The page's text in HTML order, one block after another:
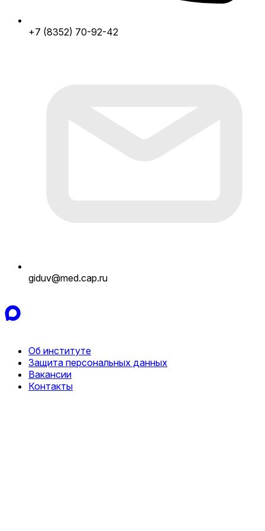
+7 (8352) 70-92-42
giduv@med.cap.ru
Об институте
Защита персональных данных
Вакансии
Контакты